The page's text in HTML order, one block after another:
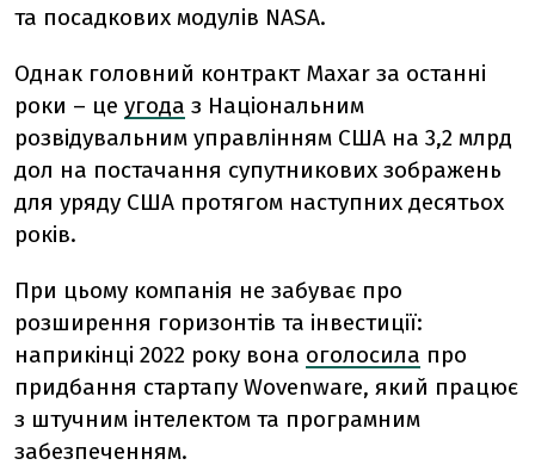
та посадкових модулів NASA.
Однак головний контракт Maxar за останні
роки – це угода з Національним
розвідувальним управлінням США на 3,2 млрд
дол на постачання супутникових зображень
для уряду США протягом наступних десятьох
років.
При цьому компанія не забуває про
розширення горизонтів та інвестиції:
наприкінці 2022 року вона оголосила про
придбання стартапу Wovenware, який працює
з штучним інтелектом та програмним
забезпеченням.